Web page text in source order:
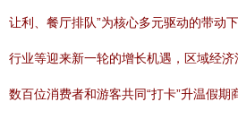
让利、餐厅排队”为核心多元驱动的带动
行业等迎来新一轮的增长机遇，区域经
数百位消费者和游客共同“打卡”升温假